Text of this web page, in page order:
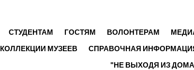
СТУДЕНТАМ ГОСТЯМ ВОЛОНТЕРАМ
КОЛЛЕКЦИИ МУЗЕЕВ
СПРАВОЧНАЯ
"НЕ ВЫХОДЯ ИЗ